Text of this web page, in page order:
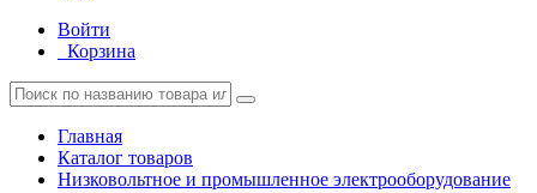
Войти
Корзина
Главная
Каталог товаров
Низковольтное и промышленное электрооборудование